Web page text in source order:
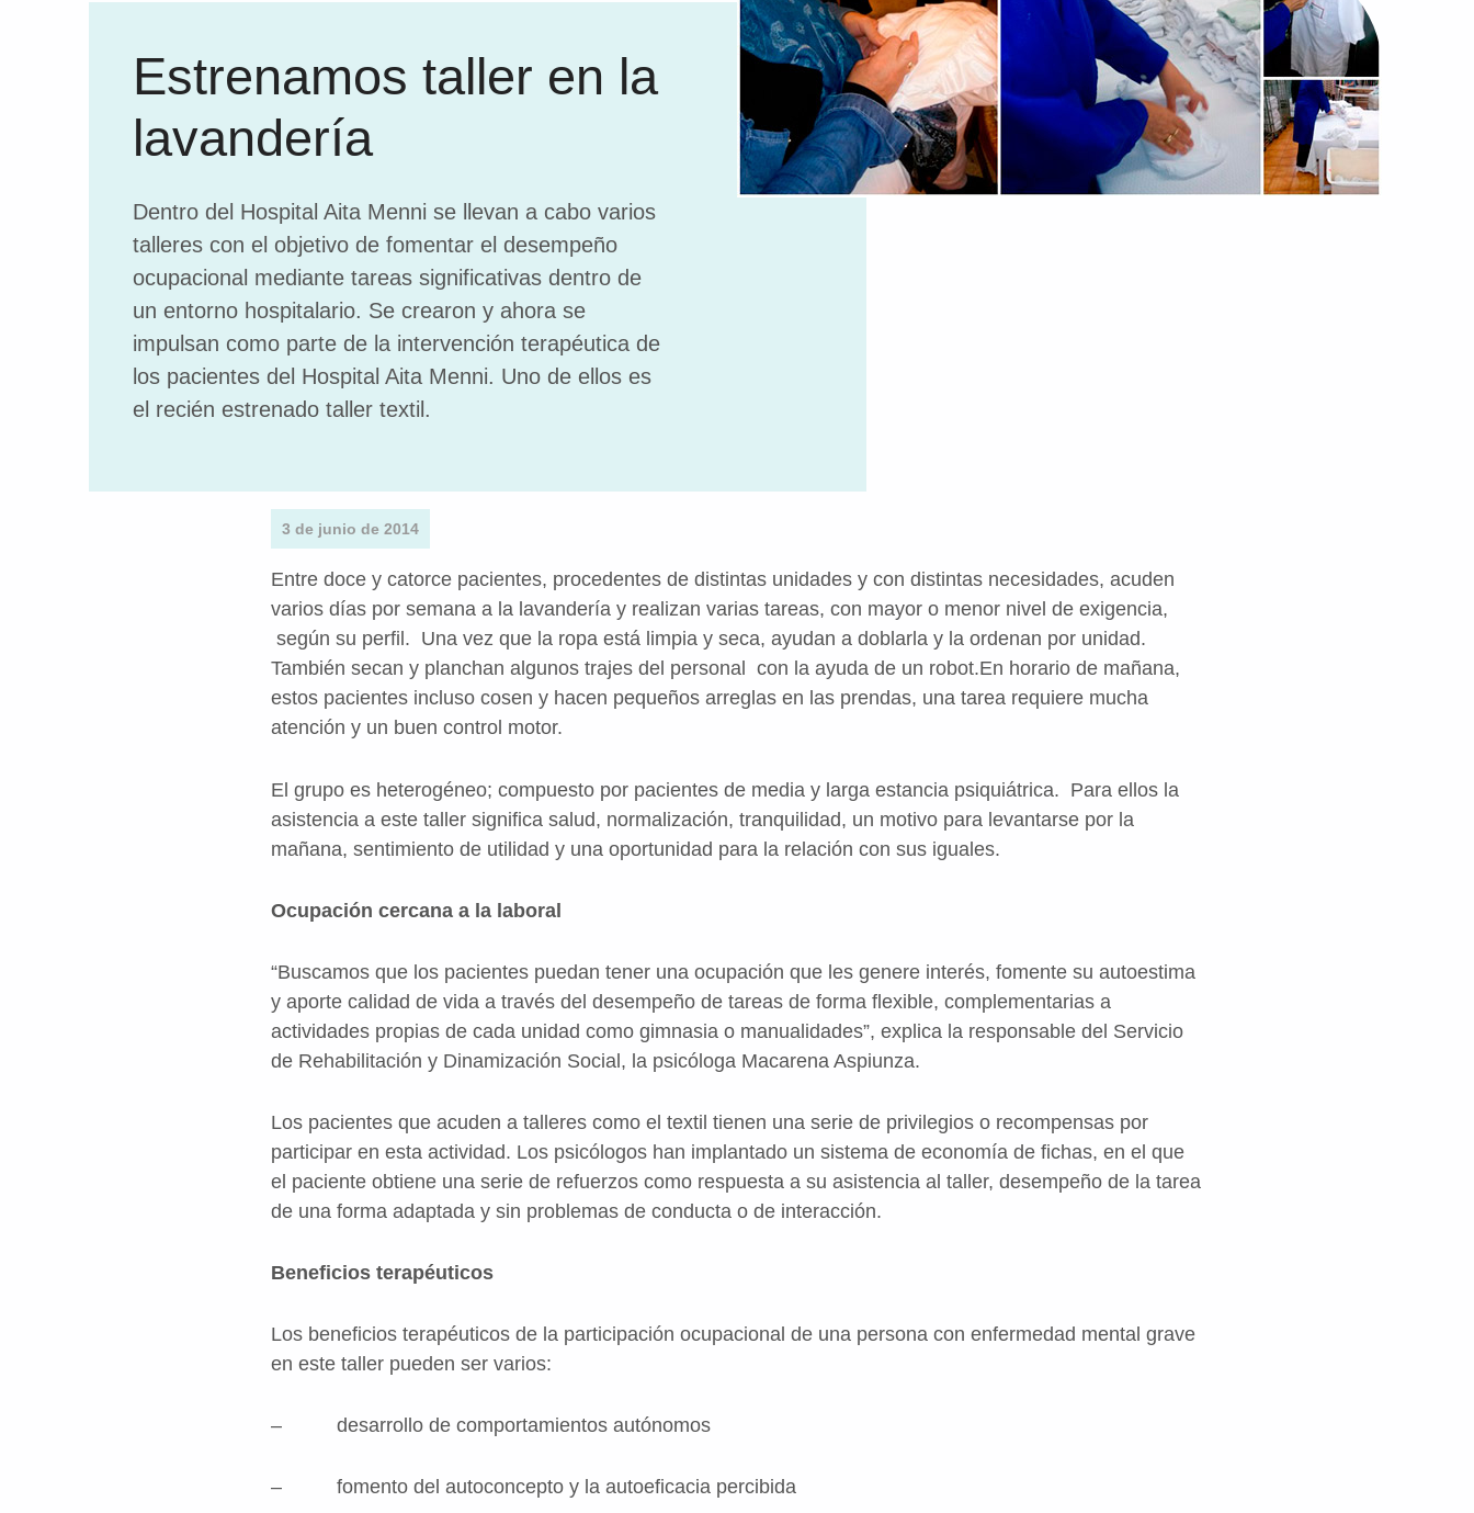
Estrenamos taller en la
lavandería
Dentro del Hospital Aita Menni se llevan a cabo varios
talleres con el objetivo de fomentar el desempeño
ocupacional mediante tareas significativas dentro de
un entorno hospitalario. Se crearon y ahora se
impulsan como parte de la intervención terapéutica de
los pacientes del Hospital Aita Menni. Uno de ellos es
el recién estrenado taller textil.
3 de junio de 2014
Entre doce y catorce pacientes, procedentes de distintas unidades y con distintas necesidades, acuden
varios días por semana a la lavandería y realizan varias tareas, con mayor o menor nivel de exigencia,
según su perfil. Una vez que la ropa está limpia y seca, ayudan a doblarla y la ordenan por unidad.
También secan y planchan algunos trajes del personal con la ayuda de un robot.En horario de mañana,
estos pacientes incluso cosen y hacen pequeños arreglas en las prendas, una tarea requiere mucha
atención y un buen control motor.
El grupo es heterogéneo; compuesto por pacientes de media y larga estancia psiquiátrica. Para ellos la
asistencia a este taller significa salud, normalización, tranquilidad, un motivo para levantarse por la
mañana, sentimiento de utilidad y una oportunidad para la relación con sus iguales.
Ocupación cercana a la laboral
“Buscamos que los pacientes puedan tener una ocupación que les genere interés, fomente su autoestima
y aporte calidad de vida a través del desempeño de tareas de forma flexible, complementarias a
actividades propias de cada unidad como gimnasia o manualidades”, explica la responsable del Servicio
de Rehabilitación y Dinamización Social, la psicóloga Macarena Aspiunza.
Los pacientes que acuden a talleres como el textil tienen una serie de privilegios o recompensas por
participar en esta actividad. Los psicólogos han implantado un sistema de economía de fichas, en el que
el paciente obtiene una serie de refuerzos como respuesta a su asistencia al taller, desempeño de la tarea
de una forma adaptada y sin problemas de conducta o de interacción.
Beneficios terapéuticos
Los beneficios terapéuticos de la participación ocupacional de una persona con enfermedad mental grave
en este taller pueden ser varios:
– desarrollo de comportamientos autónomos
– fomento del autoconcepto y la autoeficacia percibida